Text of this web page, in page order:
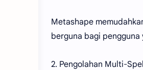
Metashape
berguna bagi
2. Pengolahan Multi-